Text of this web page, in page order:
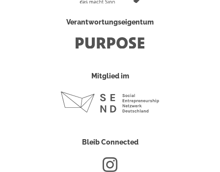
Verantwortungseigentum
Mitglied im
Bleib Connected